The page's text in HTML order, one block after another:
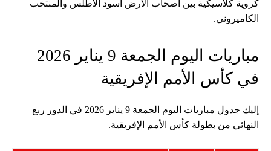
كروية كلاسيكية بين أصحاب الأرض أسود الأطلس والمنتخب
الكاميروني.
مباريات اليوم الجمعة 9 يناير 2026
في كأس الأمم الإفريقية
إليك جدول مباريات اليوم الجمعة 9 يناير 2026 في الدور ربع
النهائي من بطولة كأس الأمم الإفريقية.